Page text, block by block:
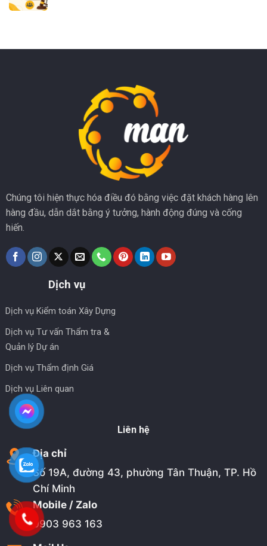
Chúng tôi hiện thực hóa điều đó bằng việc đặt khách hàng lên
hàng đầu, dẫn dắt bằng ý tưởng, hành động đúng và cống
hiến.
Dịch vụ
Dịch vụ Kiểm toán Xây Dựng
Dịch vụ Tư vấn Thẩm tra &
Quản lý Dự án
Dịch vụ Thẩm định Giá
Dịch vụ Liên quan
Liên hệ
Địa chỉ
Số 19A, đường 43, phường Tân Thuận, TP. Hồ
Chí Minh
Mobile / Zalo
0903 963 163